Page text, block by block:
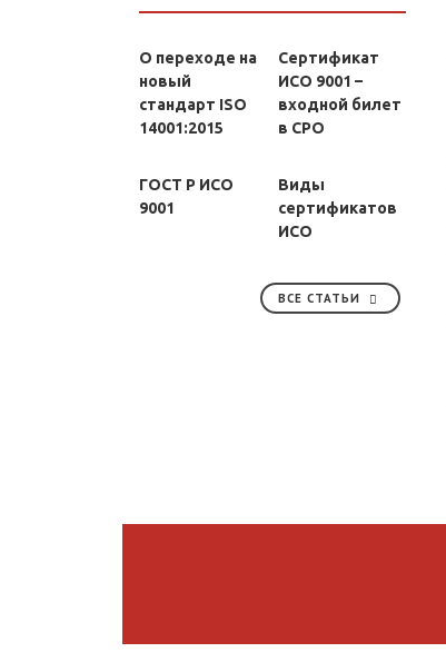
О переходе на
новый
стандарт ISO
14001:2015
Сертификат
ИСО 9001 –
входной билет
в СРО
ГОСТ Р ИСО
9001
Виды
сертификатов
ИСО
ВСЕ СТАТЬИ